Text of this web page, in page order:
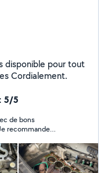
type de prestation sur vos véhicules Cordialement.
5/5
de bons
recommande